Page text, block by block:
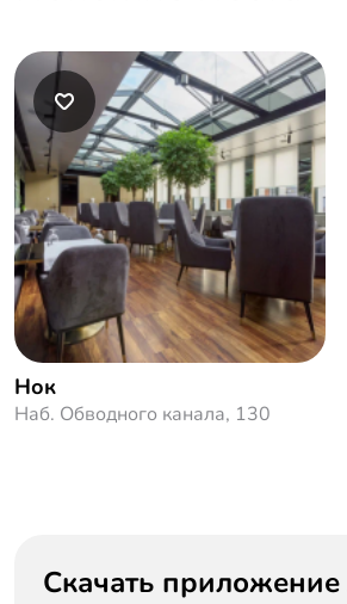
Нок
Наб. Обводного канала, 130
Скачать приложение